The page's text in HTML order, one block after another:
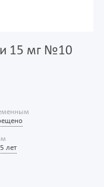
15 мг №10
лет